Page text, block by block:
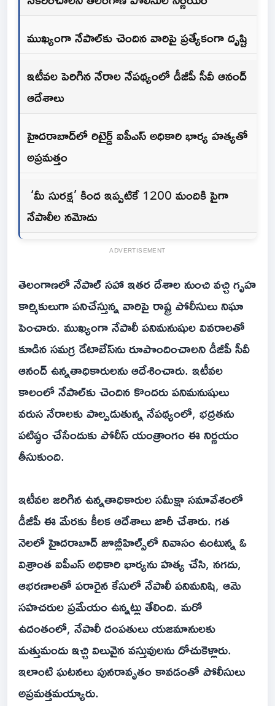
ముఖ్యంగా నేపాల్‌కు చెందిన వారిపై ప్రత్యేకంగా దృష్టి
ఇటీవల పెరిగిన నేరాల నేపథ్యంలో డీజీపీ సీవీ ఆనంద్
ఆదేశాలు
హైదరాబాద్‌లో రిటైర్డ్ ఐపీఎస్ అధికారి భార్య హత్యతో
అప్రమత్తం
‘మీ సురక్ష’ కింద ఇప్పటికే 1200 మందికి పైగా
నేపాలీల నమోదు
ADVERTISEMENT
తెలంగాణలో నేపాల్ సహా ఇతర దేశాల నుంచి వచ్చి గృహ
కార్మికులుగా పనిచేస్తున్న వారిపై రాష్ట్ర పోలీసులు నిఘా
పెంచారు. ముఖ్యంగా నేపాలీ పనిమనుషుల వివరాలతో
కూడిన సమగ్ర డేటాబేస్‌ను రూపొందించాలని డీజీపీ సీవీ
ఆనంద్ ఉన్నతాధికారులను ఆదేశించారు. ఇటీవల
కాలంలో నేపాల్‌కు చెందిన కొందరు పనిమనుషులు
వరుస నేరాలకు పాల్పడుతున్న నేపథ్యంలో, భద్రతను
పటిష్ఠం చేసేందుకు పోలీస్ యంత్రాంగం ఈ నిర్ణయం
తీసుకుంది.
ఇటీవల జరిగిన ఉన్నతాధికారుల సమీక్షా సమావేశంలో
డీజీపీ ఈ మేరకు కీలక ఆదేశాలు జారీ చేశారు. గత
నెలలో హైదరాబాద్‌ జూబ్లీహిల్స్‌లో నివాసం ఉంటున్న ఓ
విశ్రాంత ఐపీఎస్ అధికారి భార్యను హత్య చేసి, నగదు,
ఆభరణాలతో పరారైన కేసులో నేపాలీ పనిమనిషి, ఆమె
సహచరుల ప్రమేయం ఉన్నట్లు తేలింది. మరో
ఉదంతంలో, నేపాలీ దంపతులు యజమానులకు
మత్తుమందు ఇచ్చి విలువైన వస్తువులను దోచుకెళ్లారు.
ఇలాంటి ఘటనలు పునరావృతం కావడంతో పోలీసులు
అప్రమత్తమయ్యారు.